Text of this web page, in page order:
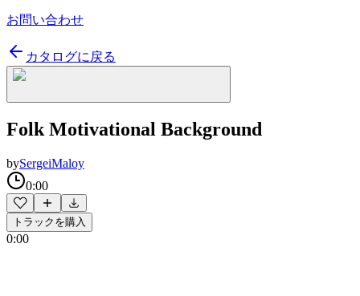
お問い合わせ
カタログに戻る
Folk Motivational Background
bySergeiMaloy
0:00
トラックを購入
0:00